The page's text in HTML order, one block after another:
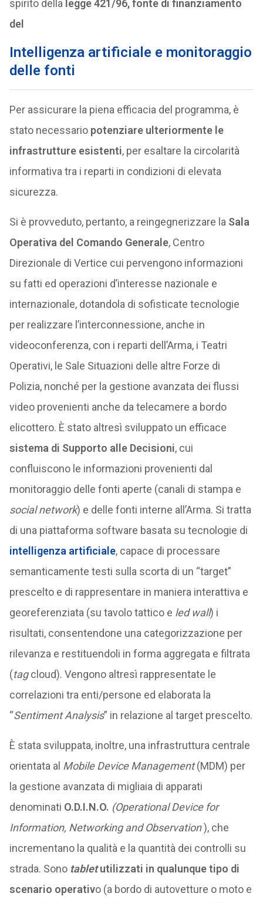
spirito della legge 421/96, fonte di finanziamento
del
Intelligenza artificiale e monitoraggio
delle fonti
Per assicurare la piena efficacia del programma, è
stato necessario potenziare ulteriormente le
infrastrutture esistenti, per esaltare la circolarità
informativa tra i reparti in condizioni di elevata
sicurezza.
Si è provveduto, pertanto, a reingegnerizzare la Sala
Operativa del Comando Generale, Centro
Direzionale di Vertice cui pervengono informazioni
su fatti ed operazioni d’interesse nazionale e
internazionale, dotandola di sofisticate tecnologie
per realizzare l’interconnessione, anche in
videoconferenza, con i reparti dell’Arma, i Teatri
Operativi, le Sale Situazioni delle altre Forze di
Polizia, nonché per la gestione avanzata dei flussi
video provenienti anche da telecamere a bordo
elicottero. È stato altresì sviluppato un efficace
sistema di Supporto alle Decisioni, cui
confluiscono le informazioni provenienti dal
monitoraggio delle fonti aperte (canali di stampa e
social network) e delle fonti interne all’Arma. Si tratta
di una piattaforma software basata su tecnologie di
intelligenza artificiale, capace di processare
semanticamente testi sulla scorta di un “target”
prescelto e di rappresentare in maniera interattiva e
georeferenziata (su tavolo tattico e led wall) i
risultati, consentendone una categorizzazione per
rilevanza e restituendoli in forma aggregata e filtrata
(tagcloud). Vengono altresì rappresentate le
correlazioni tra enti/persone ed elaborata la
“Sentiment Analysis” in relazione al target prescelto.
È stata sviluppata, inoltre, una infrastruttura centrale
orientata al Mobile Device Management(MDM) per
la gestione avanzata di migliaia di apparati
denominati O.D.I.N.O. (Operational Device for
Information, Networking and Observation), che
incrementano la qualità e la quantità dei controlli su
strada. Sono tabletutilizzati in qualunque tipo di
scenario operativo (a bordo di autovetture o moto e